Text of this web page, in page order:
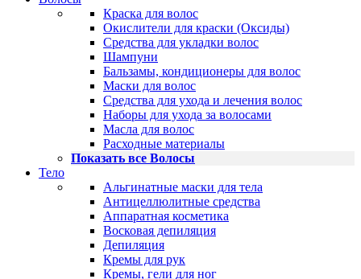
Краска для волос
Окислители для краски (Оксиды)
Средства для укладки волос
Шампуни
Бальзамы, кондиционеры для волос
Маски для волос
Средства для ухода и лечения волос
Наборы для ухода за волосами
Масла для волос
Расходные материалы
Показать все Волосы
Тело
Альгинатные маски для тела
Антицеллюлитные средства
Аппаратная косметика
Восковая депиляция
Депиляция
Кремы для рук
Кремы, гели для ног